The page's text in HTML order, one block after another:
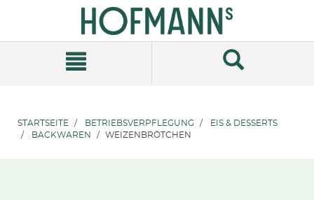
Navigationsmenü
STARTSEITE BETRIEBSVERPFLEGUNG
EIS & DESSERTS
BACKWAREN
WEIZENBRÖTCHEN